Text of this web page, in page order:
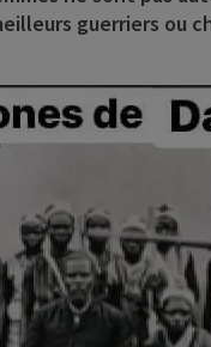
guerriers ou